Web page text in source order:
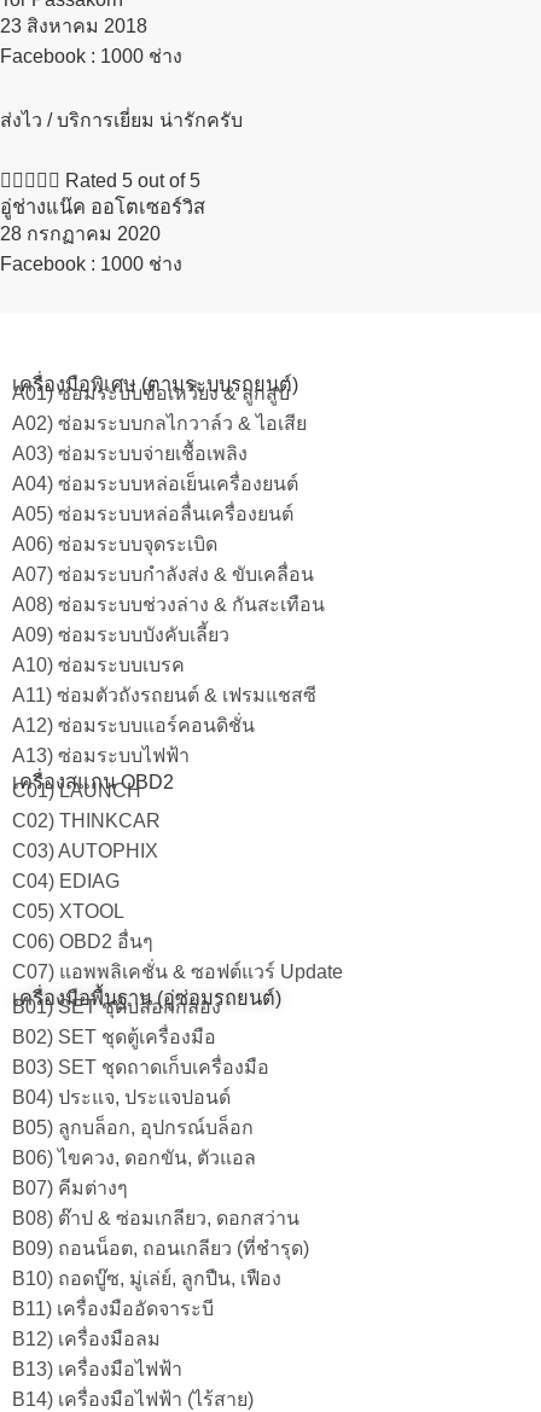
23 สิงหาคม 2018​
Facebook : 1000 ช่าง
ส่งไว / บริการเยี่ยม น่ารักครับ
     Rated 5 out of 5
อู่ช่างแน๊ค ออโตเซอร์วิส
28 กรกฏาคม 2020​
Facebook : 1000 ช่าง
เครื่องมือพิเศษ (ตามระบบรถยนต์)
A01) ซ่อมระบบข้อเหวี่ยง & ลูกสูบ
A02) ซ่อมระบบกลไกวาล์ว & ไอเสีย
A03) ซ่อมระบบจ่ายเชื้อเพลิง
A04) ซ่อมระบบหล่อเย็นเครื่องยนต์
A05) ซ่อมระบบหล่อลื่นเครื่องยนต์
A06) ซ่อมระบบจุดระเบิด
A07) ซ่อมระบบกำลังส่ง & ขับเคลื่อน
A08) ซ่อมระบบช่วงล่าง & กันสะเทือน
A09) ซ่อมระบบบังคับเลี้ยว
A10) ซ่อมระบบเบรค
A11) ซ่อมตัวถังรถยนต์ & เฟรมแชสซี
A12) ซ่อมระบบแอร์คอนดิชั่น
A13) ซ่อมระบบไฟฟ้า
เครื่องสแกน OBD2
C01) LAUNCH
C02) THINKCAR
C03) AUTOPHIX
C04) EDIAG
C05) XTOOL
C06) OBD2 อื่นๆ
C07) แอพพลิเคชั่น & ซอฟต์แวร์ Update
เครื่องมือพื้นฐาน (อู่ซ่อมรถยนต์)
B01) SET ชุดบล็อกกล่อง
B02) SET ชุดตู้เครื่องมือ
B03) SET ชุดถาดเก็บเครื่องมือ
B04) ประแจ, ประแจปอนด์
B05) ลูกบล็อก, อุปกรณ์บล็อก
B06) ไขควง, ดอกขัน, ตัวแอล
B07) คีมต่างๆ
B08) ต๊าป & ซ่อมเกลียว, ดอกสว่าน
B09) ถอนน็อต, ถอนเกลียว (ที่ชำรุด)
B10) ถอดบู๊ซ, มู่เล่ย์, ลูกปืน, เฟือง
B11) เครื่องมืออัดจาระบี
B12) เครื่องมือลม
B13) เครื่องมือไฟฟ้า
B14) เครื่องมือไฟฟ้า (ไร้สาย)